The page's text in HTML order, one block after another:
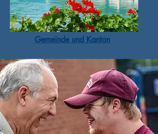
Gemeinde und Kanton